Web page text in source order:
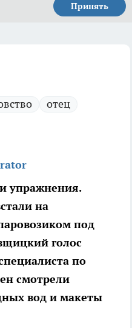
Принять
отец
упражнения.
на
под
голос
по
смотрели
вод и макеты